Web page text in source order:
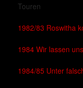
Touren
1982/83 Roswitha
1984 Wir lassen
1984/85 Unter